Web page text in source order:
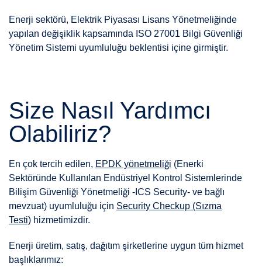
Enerji sektörü, Elektrik Piyasası Lisans Yönetmeliğinde
yapılan değişiklik kapsamında ISO 27001 Bilgi Güvenliği
Yönetim Sistemi uyumluluğu beklentisi içine girmiştir.
Size Nasıl Yardımcı
Olabiliriz?
En çok tercih edilen, EPDK yönetmeliği (Enerki
Sektöründe Kullanılan Endüstriyel Kontrol Sistemlerinde
Bilişim Güvenliği Yönetmeliği -ICS Security- ve bağlı
mevzuat) uyumluluğu için Security Checkup (Sızma
Testi) hizmetimizdir.
Enerji üretim, satış, dağıtım şirketlerine uygun tüm hizmet
başlıklarımız: